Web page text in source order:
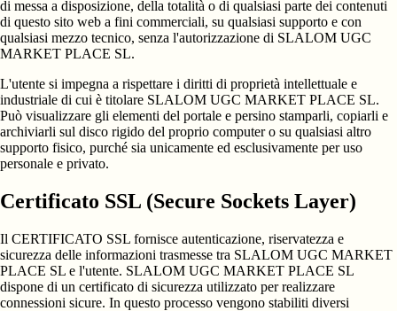
di messa a disposizione, della totalità o di qualsiasi parte dei contenuti
di questo sito web a fini commerciali, su qualsiasi supporto e con
qualsiasi mezzo tecnico, senza l'autorizzazione di SLALOM UGC
MARKET PLACE SL.
L'utente si impegna a rispettare i diritti di proprietà intellettuale e
industriale di cui è titolare SLALOM UGC MARKET PLACE SL.
Può visualizzare gli elementi del portale e persino stamparli, copiarli e
archiviarli sul disco rigido del proprio computer o su qualsiasi altro
supporto fisico, purché sia unicamente ed esclusivamente per uso
personale e privato.
Certificato SSL (Secure Sockets Layer)
Il CERTIFICATO SSL fornisce autenticazione, riservatezza e
sicurezza delle informazioni trasmesse tra SLALOM UGC MARKET
PLACE SL e l'utente. SLALOM UGC MARKET PLACE SL
dispone di un certificato di sicurezza utilizzato per realizzare
connessioni sicure. In questo processo vengono stabiliti diversi